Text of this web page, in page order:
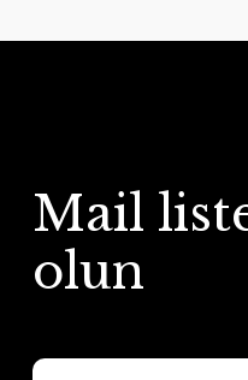
Mail
olun